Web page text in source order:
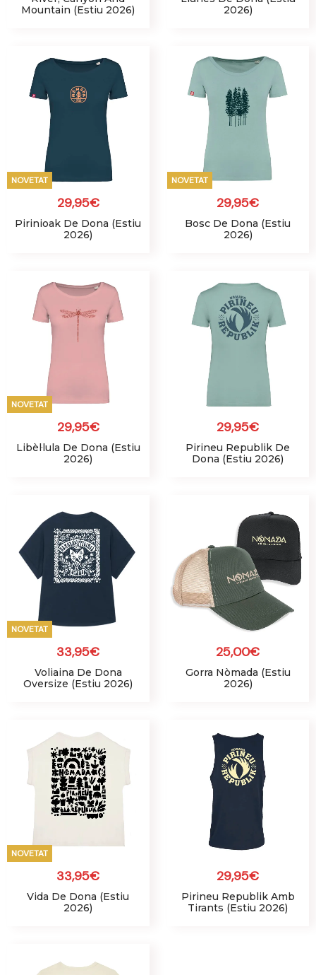
Mountain (Estiu 2026)
2026)
NOVETAT
29,95€
Pirinioak De Dona (Estiu
2026)
NOVETAT
29,95€
Bosc De Dona (Estiu
2026)
NOVETAT
29,95€
Libèl·lula De Dona (Estiu
2026)
29,95€
Pirineu Republik De
Dona (Estiu 2026)
NOVETAT
33,95€
Voliaina De Dona
Oversize (Estiu 2026)
25,00€
Gorra Nòmada (Estiu
2026)
NOVETAT
33,95€
Vida De Dona (Estiu
2026)
29,95€
Pirineu Republik Amb
Tirants (Estiu 2026)